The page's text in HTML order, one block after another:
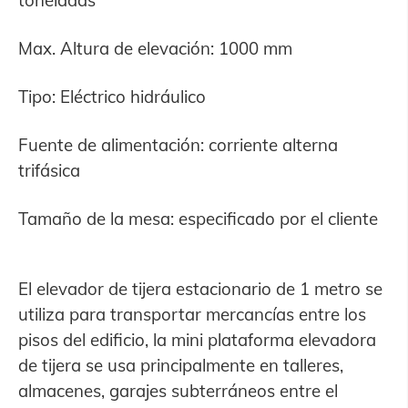
Max. Altura de elevación: 1000 mm
Tipo: Eléctrico hidráulico
Fuente de alimentación: corriente alterna
trifásica
Tamaño de la mesa: especificado por el cliente
El elevador de tijera estacionario de 1 metro se
utiliza para transportar mercancías entre los
pisos del edificio, la mini plataforma elevadora
de tijera se usa principalmente en talleres,
almacenes, garajes subterráneos entre el